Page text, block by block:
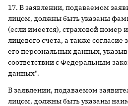
17. В заявлении, подаваемом
лицом, должны быть указаны
(если имеется), страховой номер
лицевого счета, а также согласие
его персональных данных,
соответствии с Федеральным
данных".
В заявлении, подаваемом
лицом, должны быть указаны